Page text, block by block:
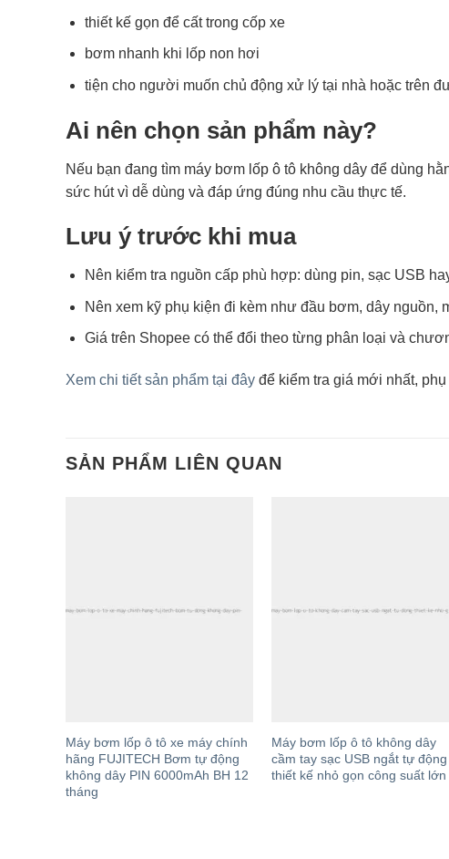
thiết kế gọn để cất trong cốp xe
bơm nhanh khi lốp non hơi
tiện cho người muốn chủ động xử lý tại nhà hoặc trên
Ai nên chọn sản phẩm này?
Nếu bạn đang tìm máy bơm lốp ô tô không dây để dùng
sức hút vì dễ dùng và đáp ứng đúng nhu cầu thực tế.
Lưu ý trước khi mua
Nên kiểm tra nguồn cấp phù hợp: dùng pin, sạc USB
Nên xem kỹ phụ kiện đi kèm như đầu bơm, dây nguồn,
Giá trên Shopee có thể đổi theo từng phân loại và
Xem chi tiết sản phẩm tại đây để kiểm tra giá mới nhất,
SẢN PHẨM LIÊN QUAN
Máy bơm lốp ô tô xe máy chính
hãng FUJITECH Bơm tự động
không dây PIN 6000mAh BH 12
tháng
Máy bơm lốp ô tô không dây
cầm tay sạc USB ngắt tự động
thiết kế nhỏ gọn công suất lớn